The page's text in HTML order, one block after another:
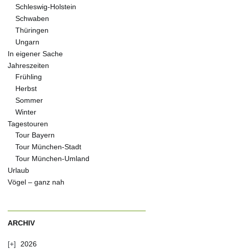
Schleswig-Holstein
Schwaben
Thüringen
Ungarn
In eigener Sache
Jahreszeiten
Frühling
Herbst
Sommer
Winter
Tagestouren
Tour Bayern
Tour München-Stadt
Tour München-Umland
Urlaub
Vögel – ganz nah
ARCHIV
2026